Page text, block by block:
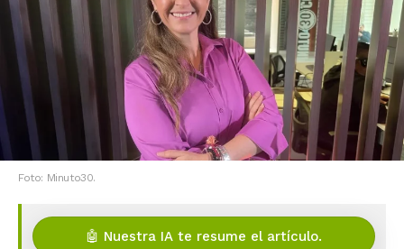
Foto: Minuto30.
🤖 Nuestra IA te resume el artículo.